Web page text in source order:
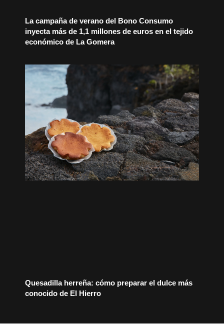
La campaña de verano del Bono Consumo
inyecta más de 1,1 millones de euros en el tejido
económico de La Gomera
Quesadilla herreña: cómo preparar el dulce más
conocido de El Hierro